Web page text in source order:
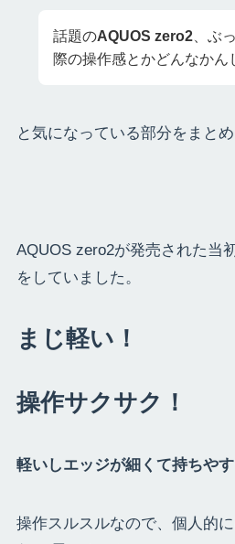
話題のAQUOS zero2 、ぶ
際の操作感とかどんなかん
と気になっている部分をまとめ
AQUOS zero2が発売された当
をしていました。
まじ軽い！
操作サクサク！
軽いしエッジが細くて持ちやす
操作スルスルなので、個人的